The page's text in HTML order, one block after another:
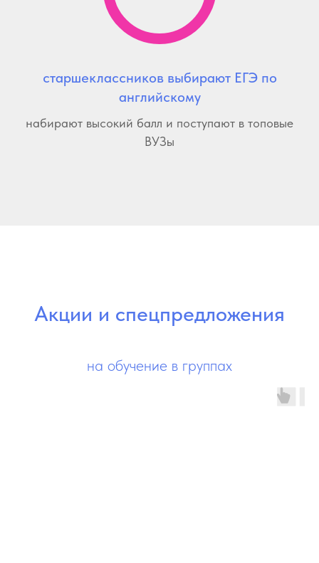
старшеклассников выбирают ЕГЭ по
английскому
набирают высокий балл и поступают в топовые
ВУЗы
Акции и спецпредложения
на обучение в группах